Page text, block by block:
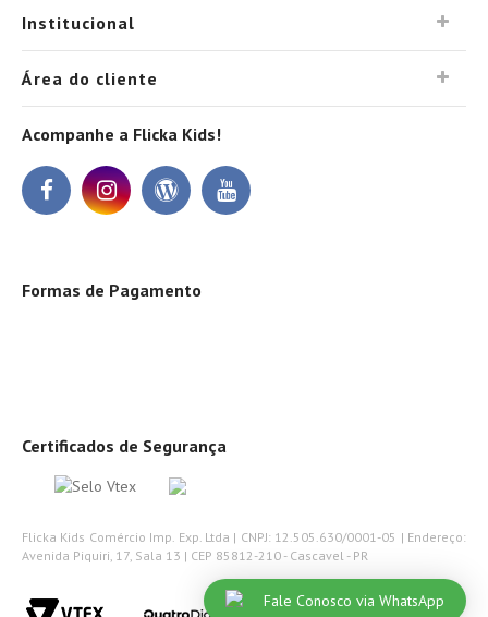
Institucional
Área do cliente
Acompanhe a Flicka Kids!
Formas de Pagamento
Certificados de Segurança
Flicka Kids Comércio Imp. Exp. Ltda | CNPJ: 12.505.630/0001-05 | Endereço:
Avenida Piquiri, 17, Sala 13 | CEP 85812-210 - Cascavel - PR
Fale Conosco via WhatsApp